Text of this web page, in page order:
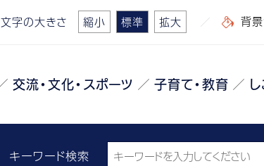
文字の大きさ 縮小 標準 拡大 背
交流・文化・スポーツ 子育て・教育
キーワード検索